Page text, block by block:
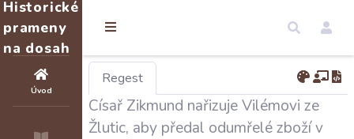
Historické
prameny
na dosah
Úvod
Regest
Císař Zikmund nařizuje Vilémovi ze
Žlutic, aby předal odumřelé zboží v